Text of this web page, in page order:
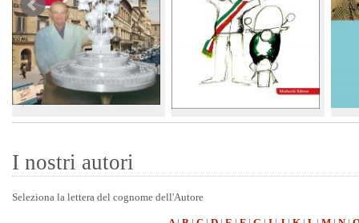
I nostri autori
Seleziona la lettera del cognome dell'Autore